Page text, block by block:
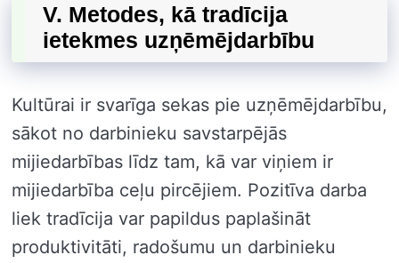
V. Metodes, kā tradīcija
ietekmes uzņēmējdarbību
Kultūrai ir svarīga sekas pie uzņēmējdarbību,
sākot no darbinieku savstarpējās
mijiedarbības līdz tam, kā var viņiem ir
mijiedarbība ceļu pircējiem. Pozitīva darba
liek tradīcija var papildus paplašināt
produktivitāti, radošumu un darbinieku